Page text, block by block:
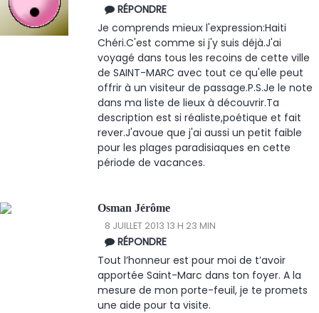
RÉPONDRE
Je comprends mieux l'expression:Haiti
Chéri.C'est comme si j'y suis déjà.J'ai
voyagé dans tous les recoins de cette ville
de SAINT-MARC avec tout ce qu'elle peut
offrir à un visiteur de passage.P.S.Je le note
dans ma liste de lieux à découvrir.Ta
description est si réaliste,poétique et fait
rever.J'avoue que j'ai aussi un petit faible
pour les plages paradisiaques en cette
période de vacances.
Osman Jérôme
8 JUILLET 2013 13 H 23 MIN
RÉPONDRE
Tout l’honneur est pour moi de t’avoir
apportée Saint-Marc dans ton foyer. A la
mesure de mon porte-feuil, je te promets
une aide pour ta visite.